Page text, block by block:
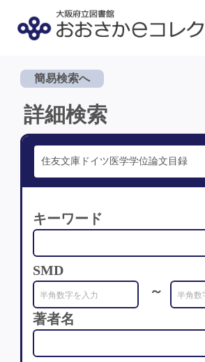
簡易検索へ
詳細検索
キーワード
SMD
～
著者名